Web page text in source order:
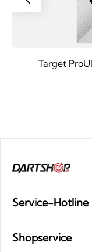
Target
Service-Hotline
Shopservice